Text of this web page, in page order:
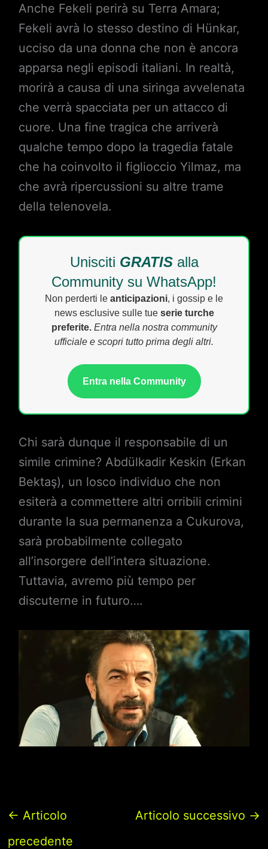
Anche Fekeli perirà su Terra Amara;
Fekeli avrà lo stesso destino di Hünkar,
ucciso da una donna che non è ancora
apparsa negli episodi italiani. In realtà,
morirà a causa di una siringa avvelenata
che verrà spacciata per un attacco di
cuore. Una fine tragica che arriverà
qualche tempo dopo la tragedia fatale
che ha coinvolto il figlioccio Yilmaz, ma
che avrà ripercussioni su altre trame
della telenovela.
Unisciti GRATISalla
Community su WhatsApp!
Non perderti le anticipazioni, i gossip e le
news esclusive sulle tue serie turche
preferite. Entra nella nostra community
ufficiale e scopri tutto prima degli altri.
Entra nella Community
Chi sarà dunque il responsabile di un
simile crimine? Abdülkadir Keskin (Erkan
Bektaş), un losco individuo che non
esiterà a commettere altri orribili crimini
durante la sua permanenza a Cukurova,
sarà probabilmente collegato
all’insorgere dell’intera situazione.
Tuttavia, avremo più tempo per
discuterne in futuro….
← Articolo
precedente
Articolo successivo →